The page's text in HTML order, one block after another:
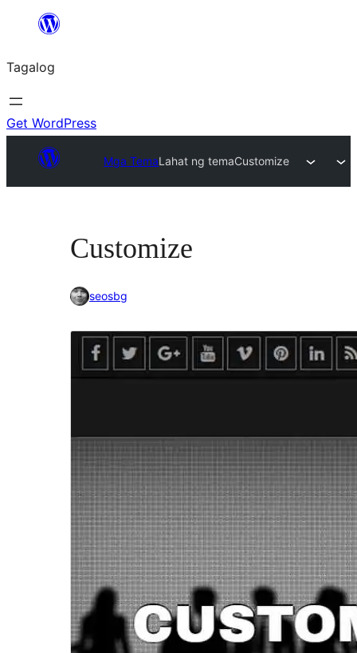
Lumaktaw
sa
content
Tagalog
Get WordPress
Mga TemaLahat ng temaCustomize
Customize
seosbg